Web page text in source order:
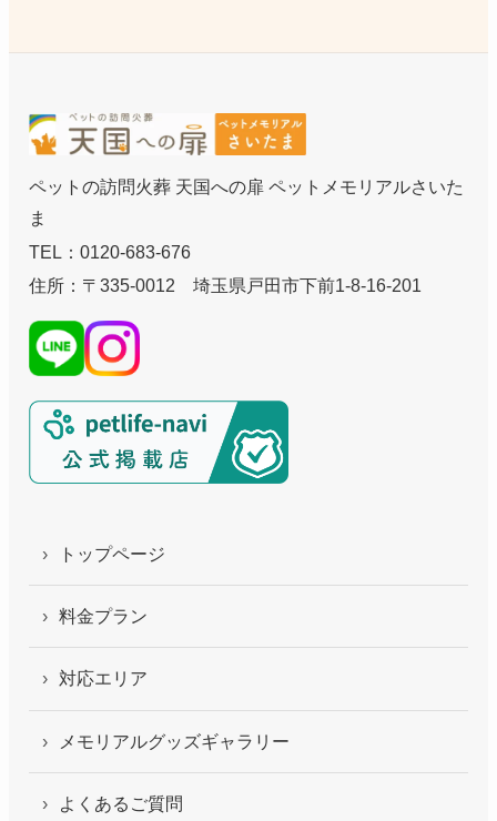
ペットの訪問火葬 天国への扉 ペットメモリアルさいた
ま
TEL：0120-683-676
住所：〒335-0012 埼玉県戸田市下前1-8-16-201
トップページ
料金プラン
対応エリア
メモリアルグッズギャラリー
よくあるご質問